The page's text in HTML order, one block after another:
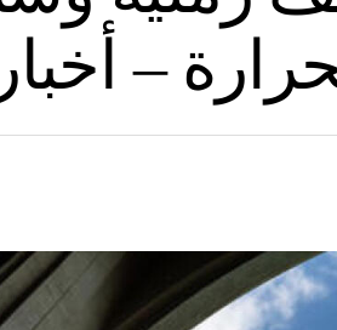
– أخبار